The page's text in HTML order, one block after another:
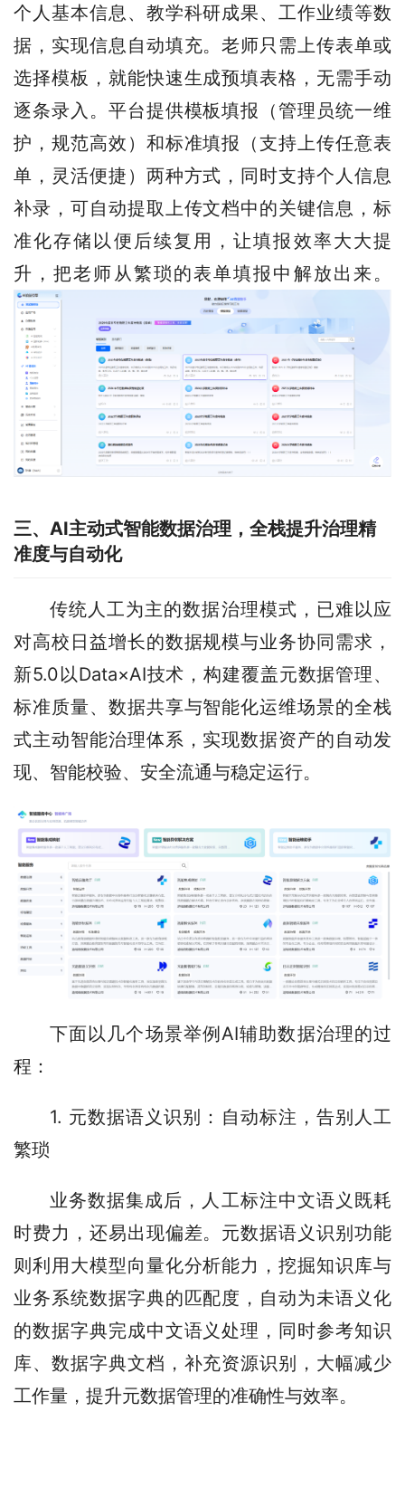
个人基本信息、教学科研成果、工作业绩等数
据，实现信息自动填充。老师只需上传表单或
选择模板，就能快速生成预填表格，无需手动
逐条录入。平台提供模板填报（管理员统一维
护，规范高效）和标准填报（支持上传任意表
单，灵活便捷）两种方式，同时支持个人信息
补录，可自动提取上传文档中的关键信息，标
准化存储以便后续复用，让填报效率大大提
升，把老师从繁琐的表单填报中解放出来。
三、AI主动式智能数据治理，全栈提升治理精
准度与自动化
传统人工为主的数据治理模式，已难以应
对高校日益增长的数据规模与业务协同需求，
新5.0以Data×AI技术，构建覆盖元数据管理、
标准质量、数据共享与智能化运维场景的全栈
式主动智能治理体系，实现数据资产的自动发
现、智能校验、安全流通与稳定运行。
下面以几个场景举例AI辅助数据治理的过
程：
1. 元数据语义识别：自动标注，告别人工
繁琐
业务数据集成后，人工标注中文语义既耗
时费力，还易出现偏差。元数据语义识别功能
则利用大模型向量化分析能力，挖掘知识库与
业务系统数据字典的匹配度，自动为未语义化
的数据字典完成中文语义处理，同时参考知识
库、数据字典文档，补充资源识别，大幅减少
工作量，提升元数据管理的准确性与效率。